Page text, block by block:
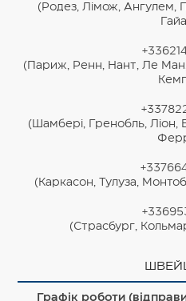
(Родез, Лімож, Ангулем,
(Париж, Ренн, Нант, Ле
(Шамбері, Гренобль, Ліон,
(Каркасон, Тулуза,
(Страсбург,
Графік роботи